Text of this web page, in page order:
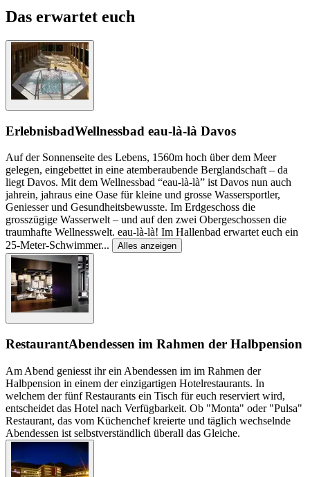
Das erwartet euch
ErlebnisbadWellnessbad eau-là-là Davos
Auf der Sonnenseite des Lebens, 1560m hoch über dem Meer
gelegen, eingebettet in eine atemberaubende Berglandschaft – da
liegt Davos. Mit dem Wellnessbad “eau-là-là” ist Davos nun auch
jahrein, jahraus eine Oase für kleine und grosse Wassersportler,
Geniesser und Gesundheitsbewusste. Im Erdgeschoss die
grosszügige Wasserwelt – und auf den zwei Obergeschossen die
traumhafte Wellnesswelt. eau-là-là! Im Hallenbad erwartet euch ein
25-Meter-Schwimmer... Alles anzeigen
RestaurantAbendessen im Rahmen der Halbpension
Am Abend geniesst ihr ein Abendessen im im Rahmen der
Halbpension in einem der einzigartigen Hotelrestaurants. In
welchem der fünf Restaurants ein Tisch für euch reserviert wird,
entscheidet das Hotel nach Verfügbarkeit. Ob "Monta" oder "Pulsa"
Restaurant, das vom Küchenchef kreierte und täglich wechselnde
Abendessen ist selbstverständlich überall das Gleiche.